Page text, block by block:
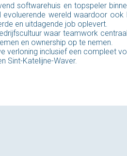
softwarehuis en topspeler
evoluerende wereld waardoor
en uitdagende job oplevert.
waar teamwork
en ownership op te nemen.
verloning inclusief een compleet
Sint-Katelijne-Waver.